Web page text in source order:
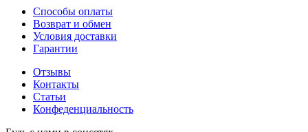
Способы оплаты
Возврат и обмен
Условия доставки
Гарантии
Отзывы
Контакты
Статьи
Конфеденциальность